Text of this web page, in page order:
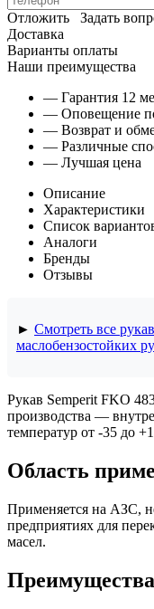
Отложить
Задать
Доставка
Варианты оплаты
Наши преимущества
— Гарантия 12
— Оповещение
— Возврат и
— Различные
— Лучшая цена
Описание
Характеристики
Список
Аналоги
Бренды
Отзывы
► Смотреть все
маслобензостойких
Рукав Semperit FKO
производства —
температур от -35 до
Область
Применяется на АЗС,
предприятиях для
масел.
Преимущества